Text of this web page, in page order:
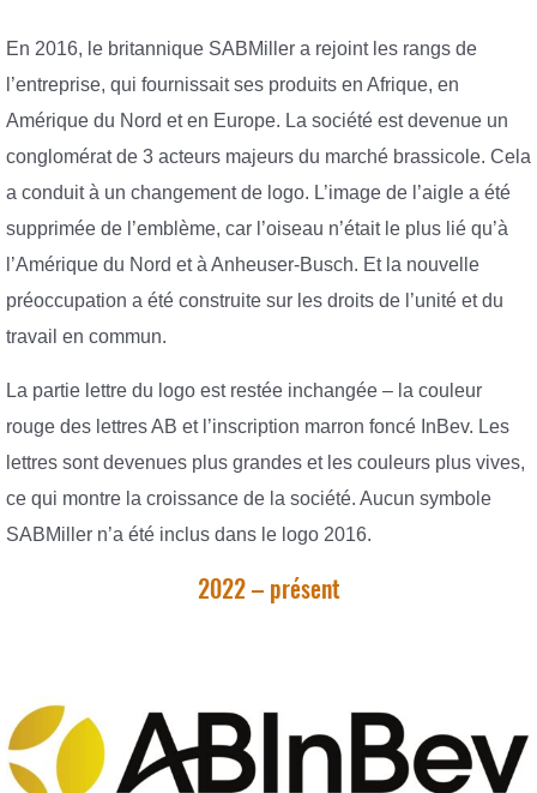
En 2016, le britannique SABMiller a rejoint les rangs de
l’entreprise, qui fournissait ses produits en Afrique, en
Amérique du Nord et en Europe. La société est devenue un
conglomérat de 3 acteurs majeurs du marché brassicole. Cela
a conduit à un changement de logo. L’image de l’aigle a été
supprimée de l’emblème, car l’oiseau n’était le plus lié qu’à
l’Amérique du Nord et à Anheuser-Busch. Et la nouvelle
préoccupation a été construite sur les droits de l’unité et du
travail en commun.
La partie lettre du logo est restée inchangée – la couleur
rouge des lettres AB et l’inscription marron foncé InBev. Les
lettres sont devenues plus grandes et les couleurs plus vives,
ce qui montre la croissance de la société. Aucun symbole
SABMiller n’a été inclus dans le logo 2016.
2022 – présent